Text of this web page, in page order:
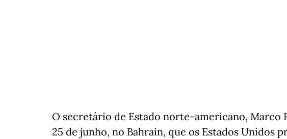
O secretário de Estado norte-americano, Marco
25 de junho, no Bahrain, que os Estados Unidos